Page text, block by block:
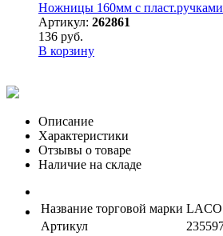
Ножницы 160мм с
Артикул: 262861
136 руб.
В корзину
Описание
Характеристики
Отзывы о товаре
Наличие на складе
Название торговой марки LACO
Артикул